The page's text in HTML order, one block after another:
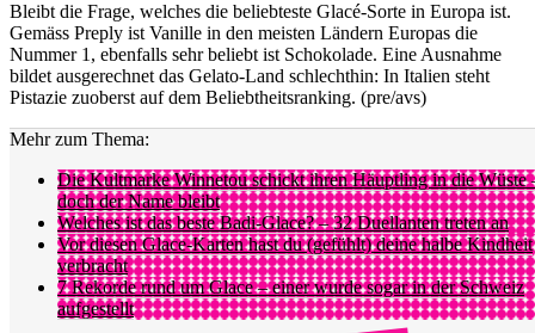
Bleibt die Frage, welches die beliebteste Glacé-Sorte in Europa ist.
Gemäss Preply ist Vanille in den meisten Ländern Europas die
Nummer 1, ebenfalls sehr beliebt ist Schokolade. Eine Ausnahme
bildet ausgerechnet das Gelato-Land schlechthin: In Italien steht
Pistazie zuoberst auf dem Beliebtheitsranking. (pre/avs)
Mehr zum Thema:
Die Kultmarke Winnetou schickt ihren Häuptling in die Wüste
doch der Name bleibt
Welches ist das beste Badi-Glace? – 32 Duellanten treten an
Vor diesen Glace-Karten hast du (gefühlt) deine halbe Kindheit
verbracht
7 Rekorde rund um Glace – einer wurde sogar in der Schweiz
aufgestellt